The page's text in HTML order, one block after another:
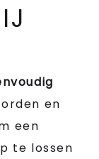
en
een
te lossen